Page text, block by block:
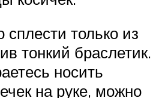
только из
тонкий браслетик.
носить
на руке, можно